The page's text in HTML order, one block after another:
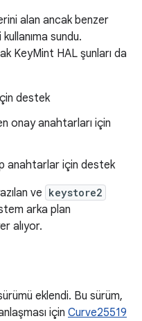
alan ancak benzer
sundu.
KeyMint HAL şunları da
destek
onay anahtarları için
anahtarlar için destek
ve keystore2
arka plan
alıyor.
eklendi. Bu sürüm,
için Curve25519